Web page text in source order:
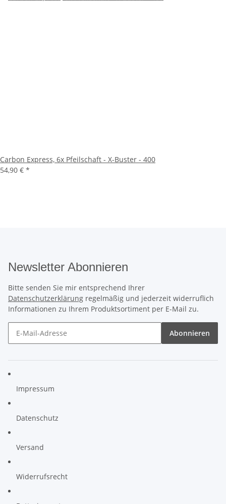
Carbon Express, 6x Pfeilschaft - X-Buster - 400
54,90 € *
Newsletter Abonnieren
Bitte senden Sie mir entsprechend Ihrer
Datenschutzerklärung regelmäßig und jederzeit widerruflich
Informationen zu Ihrem Produktsortiment per E-Mail zu.
Abonnieren
Impressum
Datenschutz
Versand
Widerrufsrecht